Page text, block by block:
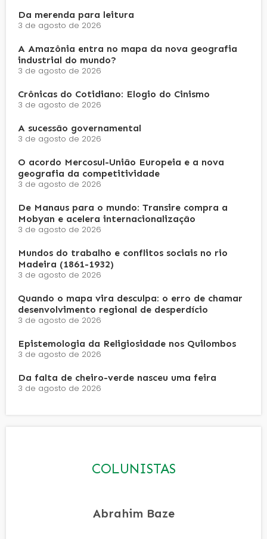
Da merenda para leitura
3 de agosto de 2026
A Amazônia entra no mapa da nova geografia
industrial do mundo?
3 de agosto de 2026
Crônicas do Cotidiano: Elogio do Cinismo
3 de agosto de 2026
A sucessão governamental
3 de agosto de 2026
O acordo Mercosul-União Europeia e a nova
geografia da competitividade
3 de agosto de 2026
De Manaus para o mundo: Transire compra a
Mobyan e acelera internacionalização
3 de agosto de 2026
Mundos do trabalho e conflitos sociais no rio
Madeira (1861-1932)
3 de agosto de 2026
Quando o mapa vira desculpa: o erro de chamar
desenvolvimento regional de desperdício
3 de agosto de 2026
Epistemologia da Religiosidade nos Quilombos
3 de agosto de 2026
Da falta de cheiro-verde nasceu uma feira
3 de agosto de 2026
COLUNISTAS
Abrahim Baze